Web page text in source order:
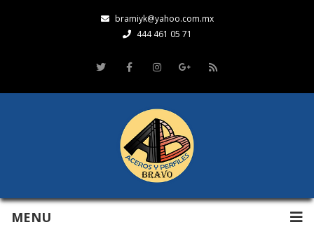
bramiyk@yahoo.com.mx
444 461 05 71
MENU